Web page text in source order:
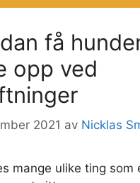
få
opp ved
2021 av Nicklas
mange ulike ting som